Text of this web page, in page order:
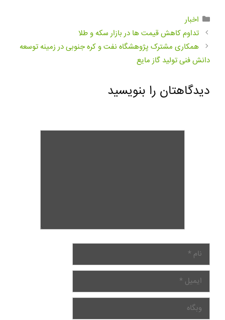
اخبار
تداوم کاهش قیمت ها در بازار سکه و طلا
همکاری مشترک پژوهشگاه نفت و کره جنوبی در زمینه توسعه
دانش فنی تولید گاز مایع
دیدگاهتان را بنویسید